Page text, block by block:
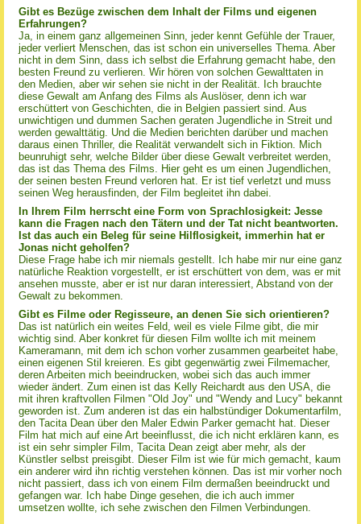
Gibt es Bezüge zwischen dem Inhalt der Films und eigenen
Erfahrungen?
Ja, in einem ganz allgemeinen Sinn, jeder kennt Gefühle der Trauer,
jeder verliert Menschen, das ist schon ein universelles Thema. Aber
nicht in dem Sinn, dass ich selbst die Erfahrung gemacht habe, den
besten Freund zu verlieren. Wir hören von solchen Gewalttaten in
den Medien, aber wir sehen sie nicht in der Realität. Ich brauchte
diese Gewalt am Anfang des Films als Auslöser, denn ich war
erschüttert von Geschichten, die in Belgien passiert sind. Aus
unwichtigen und dummen Sachen geraten Jugendliche in Streit und
werden gewalttätig. Und die Medien berichten darüber und machen
daraus einen Thriller, die Realität verwandelt sich in Fiktion. Mich
beunruhigt sehr, welche Bilder über diese Gewalt verbreitet werden,
das ist das Thema des Films. Hier geht es um einen Jugendlichen,
der seinen besten Freund verloren hat. Er ist tief verletzt und muss
seinen Weg herausfinden, der Film begleitet ihn dabei.
In Ihrem Film herrscht eine Form von Sprachlosigkeit: Jesse
kann die Fragen nach den Tätern und der Tat nicht beantworten.
Ist das auch ein Beleg für seine Hilflosigkeit, immerhin hat er
Jonas nicht geholfen?
Diese Frage habe ich mir niemals gestellt. Ich habe mir nur eine ganz
natürliche Reaktion vorgestellt, er ist erschüttert von dem, was er mit
ansehen musste, aber er ist nur daran interessiert, Abstand von der
Gewalt zu bekommen.
Gibt es Filme oder Regisseure, an denen Sie sich orientieren?
Das ist natürlich ein weites Feld, weil es viele Filme gibt, die mir
wichtig sind. Aber konkret für diesen Film wollte ich mit meinem
Kameramann, mit dem ich schon vorher zusammen gearbeitet habe,
einen eigenen Stil kreieren. Es gibt gegenwärtig zwei Filmemacher,
deren Arbeiten mich beeindrucken, wobei sich das auch immer
wieder ändert. Zum einen ist das Kelly Reichardt aus den USA, die
mit ihren kraftvollen Filmen "Old Joy" und "Wendy and Lucy" bekannt
geworden ist. Zum anderen ist das ein halbstündiger Dokumentarfilm,
den Tacita Dean über den Maler Edwin Parker gemacht hat. Dieser
Film hat mich auf eine Art beeinflusst, die ich nicht erklären kann, es
ist ein sehr simpler Film, Tacita Dean zeigt aber mehr, als der
Künstler selbst preisgibt. Dieser Film ist wie für mich gemacht, kaum
ein anderer wird ihn richtig verstehen können. Das ist mir vorher noch
nicht passiert, dass ich von einem Film dermaßen beeindruckt und
gefangen war. Ich habe Dinge gesehen, die ich auch immer
umsetzen wollte, ich sehe zwischen den Filmen Verbindungen.